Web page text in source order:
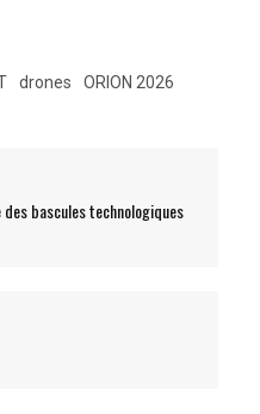
drones ORION 2026
bascules technologiques